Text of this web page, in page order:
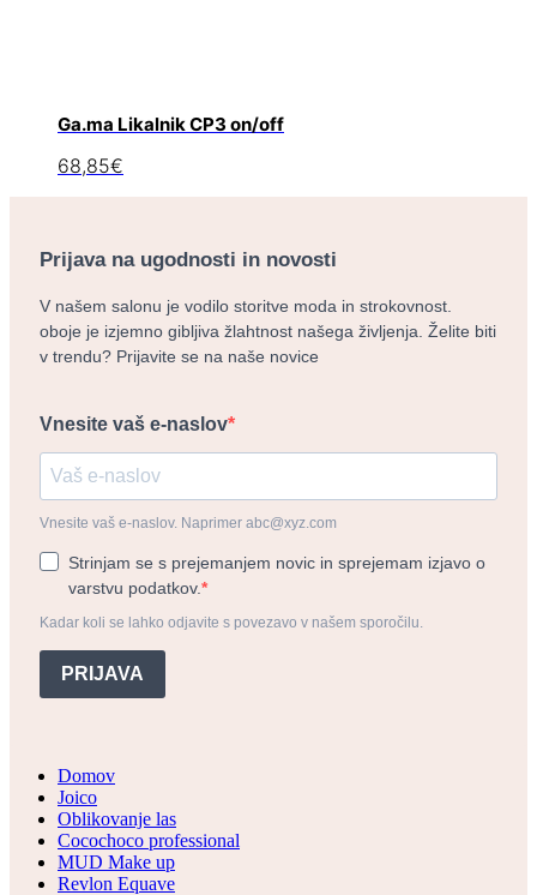
Ga.ma Likalnik CP3 on/off
68,85€
Prijava na ugodnosti in novosti
V našem salonu je vodilo storitve moda in strokovnost.
oboje je izjemno gibljiva žlahtnost našega življenja. Želite biti
v trendu? Prijavite se na naše novice
Vnesite vaš e-naslov
Vnesite vaš e-naslov. Naprimer abc@xyz.com
Strinjam se s prejemanjem novic in sprejemam izjavo o
varstvu podatkov.
Kadar koli se lahko odjavite s povezavo v našem sporočilu.
PRIJAVA
Domov
Joico
Oblikovanje las
Cocochoco professional
MUD Make up
Revlon Equave